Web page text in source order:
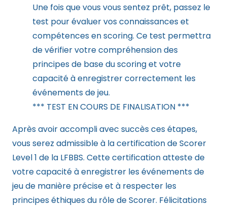
Une fois que vous vous sentez prêt, passez le
test pour évaluer vos connaissances et
compétences en scoring. Ce test permettra
de vérifier votre compréhension des
principes de base du scoring et votre
capacité à enregistrer correctement les
événements de jeu.
*** TEST EN COURS DE FINALISATION ***
Après avoir accompli avec succès ces étapes,
vous serez admissible à la certification de Scorer
Level 1 de la LFBBS. Cette certification atteste de
votre capacité à enregistrer les événements de
jeu de manière précise et à respecter les
principes éthiques du rôle de Scorer. Félicitations